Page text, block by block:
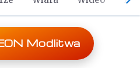
Modlitwa